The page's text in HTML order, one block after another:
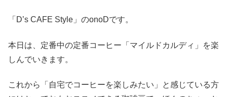
「D’s CAFE Style」のonoDです。
本日は、定番中の定番コーヒー「マイルドカルディ」を楽
しんでいきます。
これから「自宅でコーヒーを楽しみたい」と感じている方